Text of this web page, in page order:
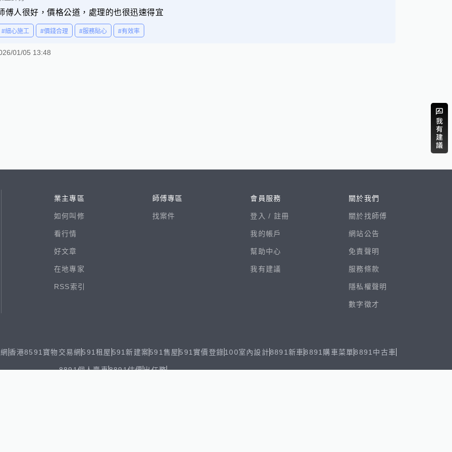
傅人很好，價格公道，處理的也很迅速得宜
#細心施工 #價錢合理 #服務貼心 #有效率
01/05 13:48
業主專區
如何叫修
看行情
好文章
在地專家
RSS索引
師傅專區
找案件
會員服務
登入 / 註冊
我的帳戶
幫助中心
我有建議
關於我們
關於找師傅
網站公告
免責聲明
服務條款
隱私權聲明
數字徵才
香港8591寶物交易網 591租屋 591新建案591售屋 591實價登錄100室內設計8891新車 8891購車菜單 8891中古車
8891個人賣車8891估價出任務